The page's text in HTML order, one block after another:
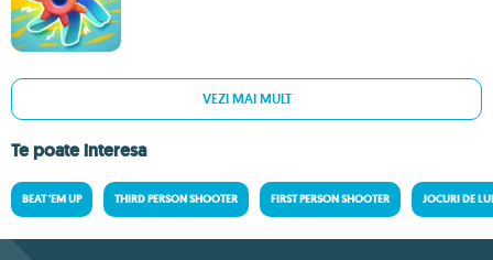
VEZI MAI MULT
Te poate interesa
BEAT 'EM UP THIRD PERSON SHOOTER FIRST PERSON SHOOTER JOCURI DE